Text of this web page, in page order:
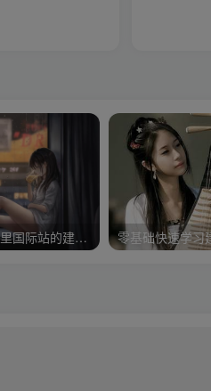
【外贸站点】阿里国际站的建站步骤及整套优化